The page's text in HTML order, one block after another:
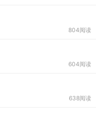
804阅读
604阅读
638阅读